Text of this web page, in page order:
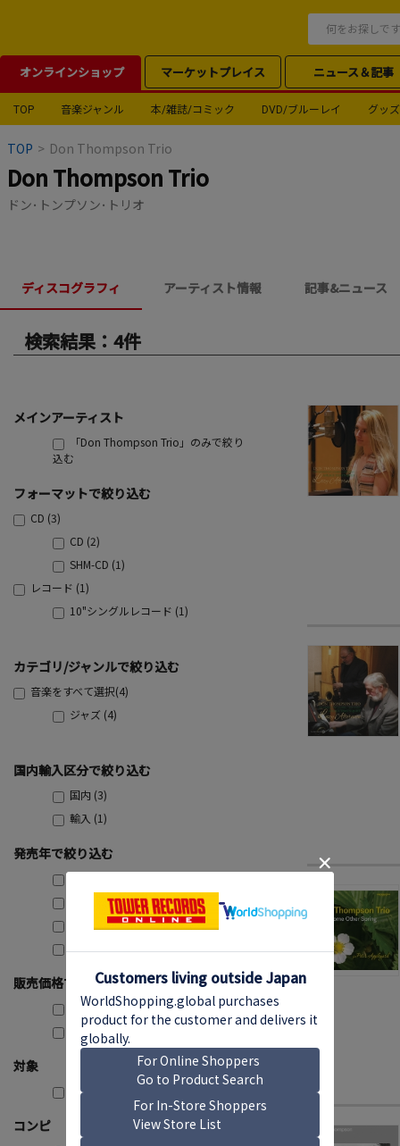
オンラインショップ マーケットプレイス ニュース＆記事
TOP 音楽ジャンル 本/雑誌/コミック DVD/ブルーレイ グッズ
TOP > Don Thompson Trio
Don Thompson Trio
ドン･トンプソン･トリオ
ディスコグラフィ アーティスト情報 記事&ニュース
検索結果：4件
メインアーティスト
「Don Thompson Trio」のみで絞り
込む
フォーマットで絞り込む
CD (3)
CD (2)
SHM-CD (1)
レコード (1)
10"シングルレコード (1)
カテゴリ/ジャンルで絞り込む
音楽をすべて選択(4)
ジャズ (4)
国内輸入区分で絞り込む
国内 (3)
輸入 (1)
発売年で絞り込む
2021 (1)
2020 (1)
販売価格で絞り込む
2,000円～2,999円 (3)
5,000円～9,999円 (1)
対象
購入可能のみ
コンピ